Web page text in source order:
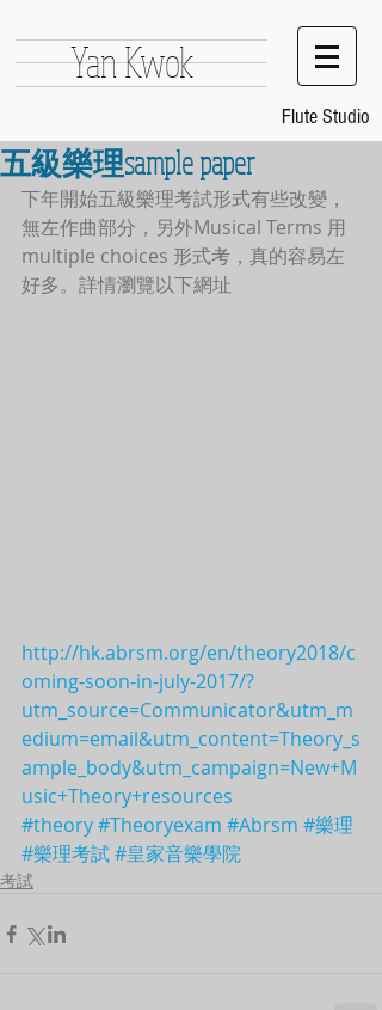
Yan Kwok
Flute Studio
五級樂理sample paper
下年開始五級樂理考試形式有些改變，
無左作曲部分，另外Musical Terms 用
multiple choices 形式考，真的容易左
好多。詳情瀏覽以下網址
http://hk.abrsm.org/en/theory2018/c
oming-soon-in-july-2017/?
utm_source=Communicator&utm_m
edium=email&utm_content=Theory_s
ample_body&utm_campaign=New+M
usic+Theory+resources
#theory#Theoryexam #Abrsm #樂理
#樂理考試#皇家音樂學院
考試